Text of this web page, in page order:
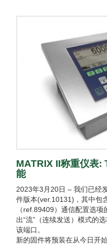
MATRIX II称重仪表:
能
2023年3月20日 – 我们已经
件版本(ver.10131)，其中包
（ref.89409）通信配置选
出“流”（连续发送）模式的
该端口。
新的固件将预装在从今日开